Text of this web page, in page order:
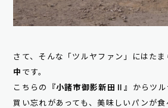
さて、そんな「ツルヤファン」にはた
中 です。
こちらの
『小諸市御影新田Ⅱ』 からツ
買い忘れがあっても、美味しいパンが